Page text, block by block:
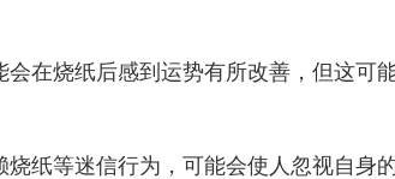
会在烧纸后感到运势有所改善，但这可
烧纸等迷信行为，可能会使人忽视自身